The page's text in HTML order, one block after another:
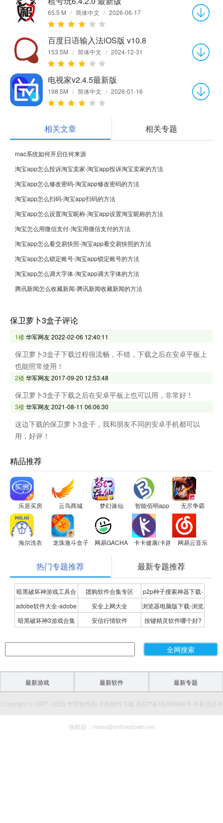
65.5 M / 简体中文 / 2026-06-17
百度日语输入法iOS版 v10.8
153.5M / 简体中文 / 2024-12-31
电视家v2.4.5最新版
198.5M / 简体中文 / 2026-01-16
相关文章 相关专题
mac系统如何开启任何来源
淘宝app怎么投诉淘宝卖家-淘宝app投诉淘宝卖家的方法
淘宝app怎么修改密码-淘宝app修改密码的方法
淘宝app怎么扫码-淘宝app扫码的方法
淘宝app怎么设置淘宝昵称-淘宝app设置淘宝昵称的方法
淘宝怎么用微信支付-淘宝用微信支付的方法
淘宝app怎么看交易快照-淘宝app看交易快照的方法
淘宝app怎么锁定账号-淘宝app锁定账号的方法
淘宝app怎么调大字体-淘宝app调大字体的方法
腾讯新闻怎么收藏新闻-腾讯新闻收藏新闻的方法
保卫萝卜3盒子评论
1楼华军网友2022-02-06 12:40:11
保卫萝卜3盒子下载过程很流畅，不错，下载之后在安卓平板上
也能照常使用！
2楼华军网友2017-09-20 12:53:48
保卫萝卜3盒子下载之后在安卓平板上也可以用，非常好！
3楼华军网友2021-08-11 06:06:30
这边下载的保卫萝卜3盒子，我和朋友不同的安卓手机都可以
用，好评！
精品推荐
乐居买房 云鸟商城 梦幻诛仙 智能佰明app 无尽争霸
海尔洗衣 龙珠激斗盒子 网易GACHA 卡卡健康(卡路里小助手)
网易云音乐
热门专题推荐 最新专题推荐
暗黑破坏神游戏工具合
集
团购软件合集专区
p2p种子搜索神器下载-
P2P种子搜索神器专题
adobe软件大全-adobe
全系列软件下载-adobe
安全上网大全
浏览器电脑版下载-浏览
器下载合集
暗黑破坏神3游戏合集 安信行情软件
按键精灵软件哪个好?
最新游戏 最新软件 最新专题
Copyright © 1997- 2026 华军软件园 手机软件下载 苏ICP备16008348号 不良信息举
报邮箱：news@onlinedown.net